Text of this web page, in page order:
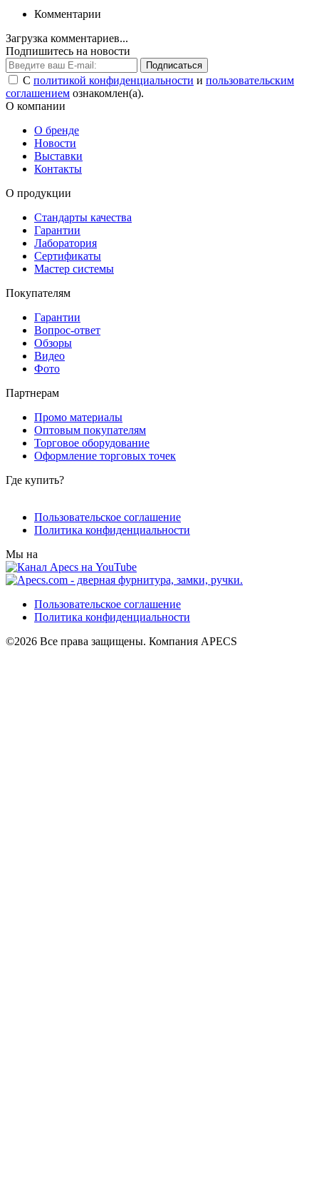
Комментарии
Загрузка комментариев...
Подпишитесь на новости
Подписаться
С политикой конфиденциальности и пользовательским
соглашением ознакомлен(а).
О компании
О бренде
Новости
Выставки
Контакты
О продукции
Стандарты качества
Гарантии
Лаборатория
Сертификаты
Мастер системы
Покупателям
Гарантии
Вопрос-ответ
Обзоры
Видео
Фото
Партнерам
Промо материалы
Оптовым покупателям
Торговое оборудование
Оформление торговых точек
Где купить?
Пользовательское соглашение
Политика конфиденциальности
Мы на
Пользовательское соглашение
Политика конфиденциальности
©2026 Все права защищены. Компания APECS